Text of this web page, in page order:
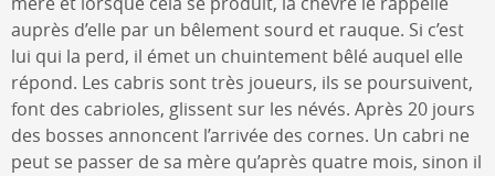
auprès d’elle par un bêlement sourd et rauque. Si c’est
lui qui la perd, il émet un chuintement bêlé auquel elle
répond. Les cabris sont très joueurs, ils se poursuivent,
font des cabrioles, glissent sur les névés. Après 20 jours
des bosses annoncent l’arrivée des cornes. Un cabri ne
peut se passer de sa mère qu’après quatre mois, sinon il